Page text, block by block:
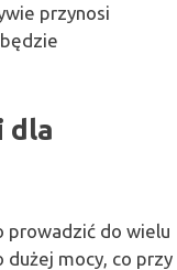
przynosi
dla
prowadzić do wielu
dużej mocy, co przy